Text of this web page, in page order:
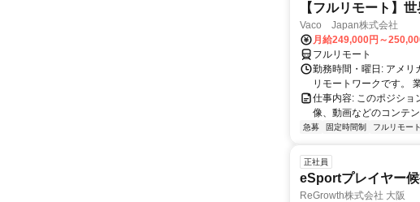
【フルリモート】
Vaco Japan株式会社
月給249,000円～
フルリモート
勤務時間・曜日: アメリ
リモートワークです。
仕事内容: このポジショ
像、動画などのコンテ
急募 固定時間制 フルリモート
正社員
eSportプレイヤー
ReGrowth株式会社 大阪